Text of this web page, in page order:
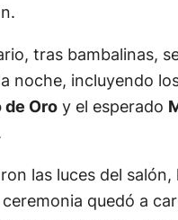
tras bambalinas,
noche, incluyendo
de Oroy el esperado
las luces del salón,
quedó a